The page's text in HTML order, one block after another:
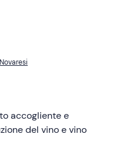
del vino e vino